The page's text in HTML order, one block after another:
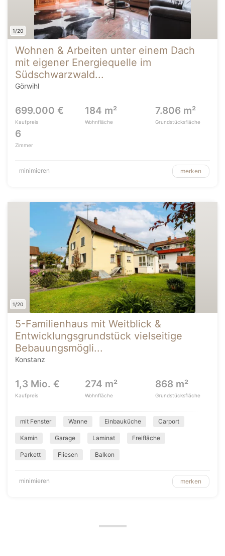
1/20
Wohnen & Arbeiten unter einem Dach
mit eigener Energiequelle im
Südschwarzwald...
Görwihl
699.000 €
Kaufpreis
184 m²
Wohnfläche
7.806 m²
Grundstücksfläche
6
Zimmer
minimieren merken
1/20
5-Familienhaus mit Weitblick &
Entwicklungsgrundstück vielseitige
Bebauungsmögli...
Konstanz
1,3 Mio. €
Kaufpreis
274 m²
Wohnfläche
868 m²
Grundstücksfläche
mit Fenster Wanne Einbauküche Carport
Kamin Garage Laminat Freifläche
Parkett Fliesen Balkon
minimieren merken